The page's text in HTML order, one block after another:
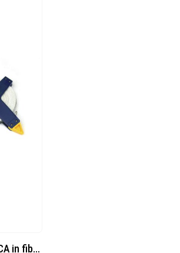
ROTELLA METRICA in fibra m. 30 con impugnatura